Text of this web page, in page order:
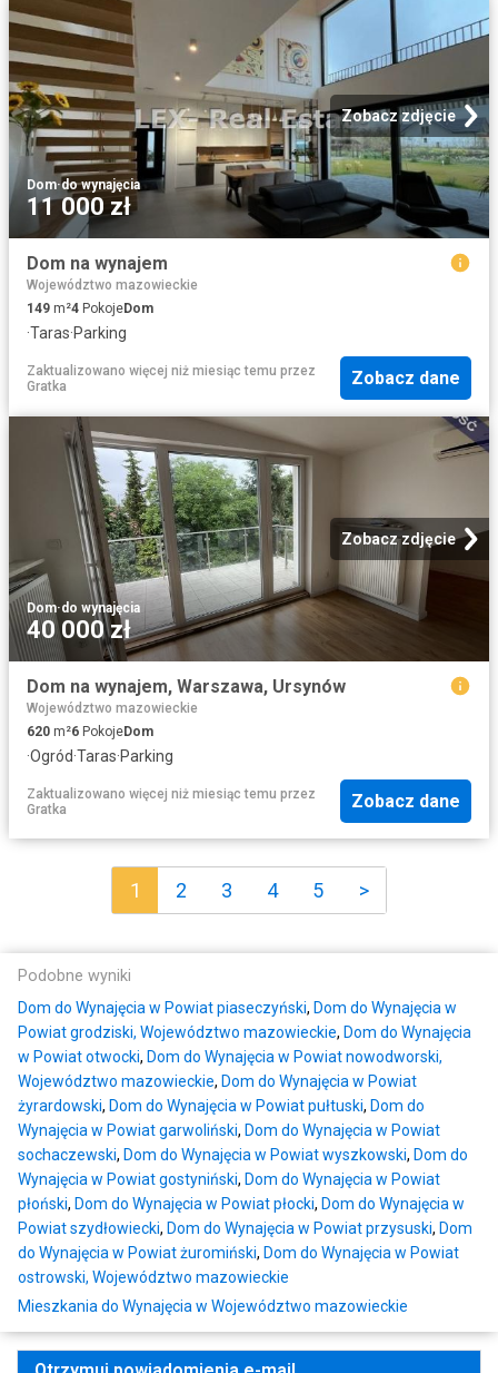
Zobacz zdjęcie
Dom·do wynajęcia
11 000 zł
Dom na wynajem
Województwo mazowieckie
149 m²4 PokojeDom
·Taras·Parking
Zaktualizowano więcej niż miesiąc temu przez
Gratka
Zobacz dane
Zobacz zdjęcie
Dom·do wynajęcia
40 000 zł
Dom na wynajem, Warszawa, Ursynów
Województwo mazowieckie
620 m²6 PokojeDom
·Ogród·Taras·Parking
Zaktualizowano więcej niż miesiąc temu przez
Gratka
Zobacz dane
1 2 3 4 5 >
Podobne wyniki
Dom do Wynajęcia w Powiat piaseczyński, Dom do Wynajęcia w
Powiat grodziski, Województwo mazowieckie, Dom do Wynajęcia
w Powiat otwocki, Dom do Wynajęcia w Powiat nowodworski,
Województwo mazowieckie, Dom do Wynajęcia w Powiat
żyrardowski, Dom do Wynajęcia w Powiat pułtuski, Dom do
Wynajęcia w Powiat garwoliński, Dom do Wynajęcia w Powiat
sochaczewski, Dom do Wynajęcia w Powiat wyszkowski, Dom do
Wynajęcia w Powiat gostyniński, Dom do Wynajęcia w Powiat
płoński, Dom do Wynajęcia w Powiat płocki, Dom do Wynajęcia w
Powiat szydłowiecki, Dom do Wynajęcia w Powiat przysuski, Dom
do Wynajęcia w Powiat żuromiński, Dom do Wynajęcia w Powiat
ostrowski, Województwo mazowieckie
Mieszkania do Wynajęcia w Województwo mazowieckie